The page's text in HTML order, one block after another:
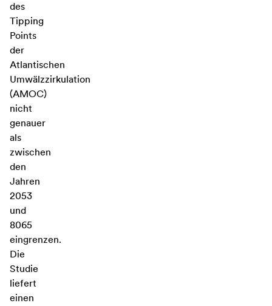
des
Tipping
Points
der
Atlantischen
Umwälzzirkulation
(AMOC)
nicht
genauer
als
zwischen
den
Jahren
2053
und
8065
eingrenzen.
Die
Studie
liefert
einen